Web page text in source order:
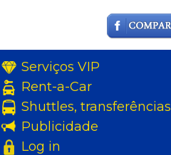
Serviços VIP
Rent-a-Car
Shuttles, transferências
Publicidade
Log in